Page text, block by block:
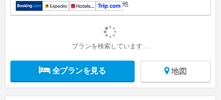
他
プランを検索しています…
全プランを見る 地図